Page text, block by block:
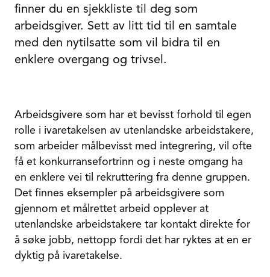
finner du en sjekkliste til deg som
arbeidsgiver. Sett av litt tid til en samtale
med den nytilsatte som vil bidra til en
enklere overgang og trivsel.
Arbeidsgivere som har et bevisst forhold til egen
rolle i ivaretakelsen av utenlandske arbeidstakere,
som arbeider målbevisst med integrering, vil ofte
få et konkurransefortrinn og i neste omgang ha
en enklere vei til rekruttering fra denne gruppen.
Det finnes eksempler på arbeidsgivere som
gjennom et målrettet arbeid opplever at
utenlandske arbeidstakere tar kontakt direkte for
å søke jobb, nettopp fordi det har ryktes at en er
dyktig på ivaretakelse.